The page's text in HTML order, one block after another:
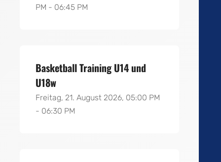
PM - 06:45 PM
Basketball Training U14 und
U18w
Freitag, 21. August 2026, 05:00 PM
- 06:30 PM